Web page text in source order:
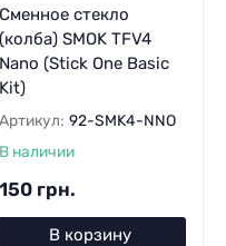
Сменное стекло
(колба) SMOK TFV4
Nano (Stick One Basic
Kit)
Артикул: 92-SMK4-NNO
В наличии
150 грн.
В корзину